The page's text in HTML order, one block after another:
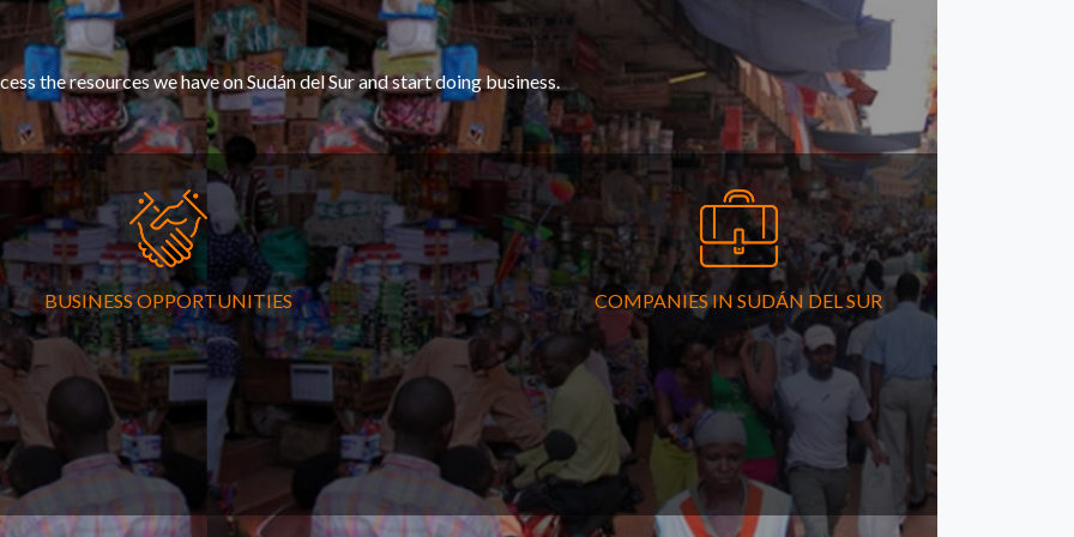
the resources we have on Sudán del Sur and start doing business.
BUSINESS OPPORTUNITIES COMPANIES IN SUDÁN DEL SUR